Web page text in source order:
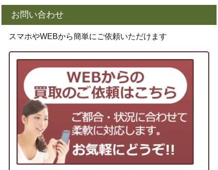
お問い合わせ
スマホやWEBから簡単にご依頼いただけます